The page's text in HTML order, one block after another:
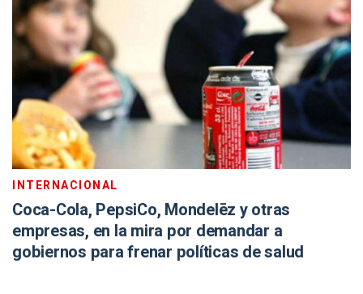
INTERNACIONAL
Coca-Cola, PepsiCo, Mondelēz y otras
empresas, en la mira por demandar a
gobiernos para frenar políticas de salud